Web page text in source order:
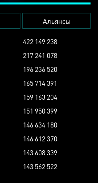
Альянсы
422 149 238
217 241 078
196 236 520
165 714 391
159 163 204
151 950 399
146 634 180
146 612 370
143 608 339
143 562 522